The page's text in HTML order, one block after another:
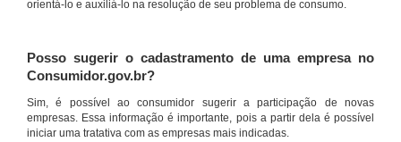
orientá-lo e auxiliá-lo na resolução de seu problema de consumo.
Posso sugerir o cadastramento de uma empresa no
Consumidor.gov.br?
Sim, é possível ao consumidor sugerir a participação de novas
empresas. Essa informação é importante, pois a partir dela é possível
iniciar uma tratativa com as empresas mais indicadas.